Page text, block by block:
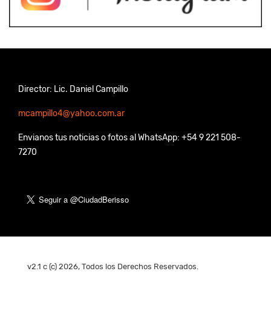
Director: Lic. Daniel Campillo
mcampillo4@yahoo.com.ar
Envianos tus noticias o fotos al WhatsApp: +54 9 221 508-
7270
v2.1 c (c) 2026, Todos los Derechos Reservados.